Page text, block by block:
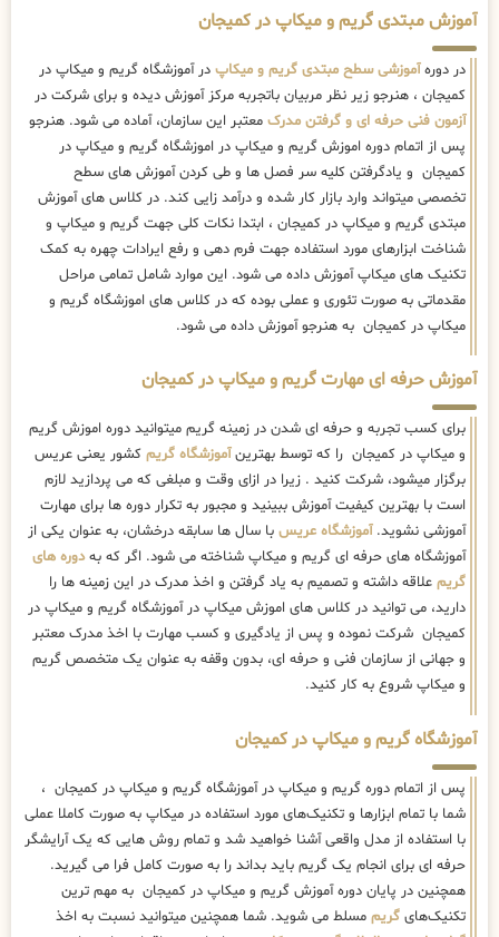
آموزش مبتدی گریم و میکاپ در کمیجان
در دورهآموزشی سطح مبتدی گریم و میکاپ در آموزشگاه گریم و میکاپ در
کمیجان ، هنرجو زیر نظر مربیان باتجربه مرکز آموزش دیده و برای شرکت در
آزمون فنی حرفه ای و گرفتن مدرک معتبر این سازمان، آماده می شود. هنرجو
پس از اتمام دوره اموزش گریم و میکاپ در اموزشگاه گریم و میکاپ در
کمیجان و یادگرفتن کلیه سر فصل ها و طی کردن آموزش های سطح
تخصصی میتواند وارد بازار کار شده و درآمد زایی کند. در کلاس های آموزش
مبتدی گریم و میکاپ در کمیجان ، ابتدا نکات کلی جهت گریم و میکاپ و
شناخت ابزارهای مورد استفاده جهت فرم دهی و رفع ایرادات چهره به کمک
تکنیک های میکاپ آموزش داده می شود. این موارد شامل تمامی مراحل
مقدماتی به صورت تئوری و عملی بوده که در کلاس های اموزشگاه گریم و
میکاپ در کمیجان به هنرجو آموزش داده می شود.
آموزش حرفه ای مهارت گریم و میکاپ در کمیجان
برای کسب تجربه و حرفه ای شدن در زمینه گریم میتوانید دوره اموزش گریم
و میکاپ در کمیجان را که توسط بهترینآموزشگاه گریم کشور یعنی عریس
برگزار میشود، شرکت کنید . زیرا در ازای وقت و مبلغی که می پردازید لازم
است با بهترین کیفیت آموزش ببینید و مجبور به تکرار دوره ها برای مهارت
آموزشی نشوید.آموزشگاه عریس با سال ها سابقه درخشان، به عنوان یکی از
آموزشگاه های حرفه ای گریم و میکاپ شناخته می شود. اگر که بهدوره های
گریم علاقه داشته و تصمیم به یاد گرفتن و اخذ مدرک در این زمینه ها را
دارید، می توانید در کلاس های اموزش میکاپ در آموزشگاه گریم و میکاپ در
کمیجان شرکت نموده و پس از یادگیری و کسب مهارت با اخذ مدرک معتبر
و جهانی از سازمان فنی و حرفه ای، بدون وقفه به عنوان یک متخصص گریم
و میکاپ شروع به کار کنید.
آموزشگاه گریم و میکاپ در کمیجان
پس از اتمام دوره گریم و میکاپ در آموزشگاه گریم و میکاپ در کمیجان ،
شما با تمام ابزارها و تکنیک‌های مورد استفاده در میکاپ به صورت کاملا عملی
با استفاده از مدل واقعی آشنا خواهید شد و تمام روش هایی که یک آرایشگر
حرفه ای برای انجام یک گریم باید بداند را به صورت کامل فرا می گیرید.
همچنین در پایان دوره آموزش گریم و میکاپ در کمیجان به مهم ترین
تکنیک‌های گریم مسلط می شوید. شما همچنین میتوانید نسبت به اخذ